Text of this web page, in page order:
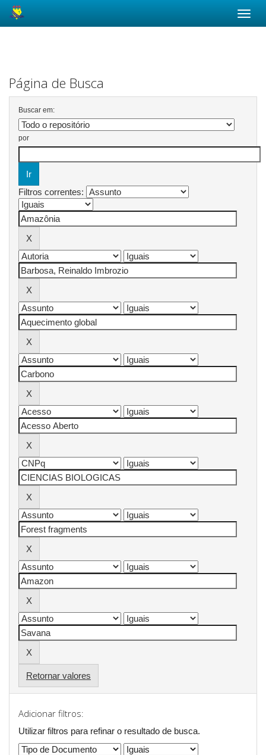
Página de Busca
Buscar em:
por
Filtros correntes:
Retornar valores
Adicionar filtros:
Utilizar filtros para refinar o resultado de busca.